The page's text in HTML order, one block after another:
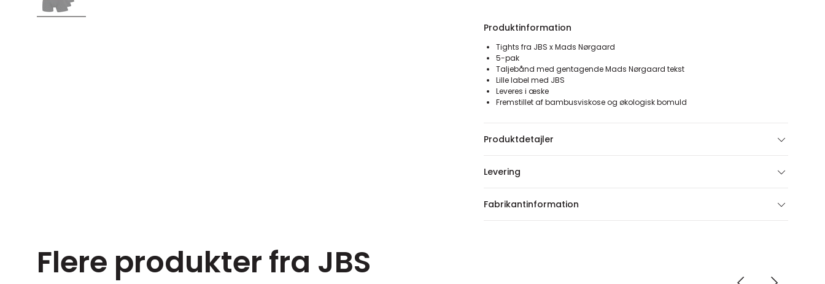
Produktinformation
Tights fra JBS x Mads Nørgaard
5-pak
Taljebånd med gentagende Mads Nørgaard tekst
Lille label med JBS
Leveres i æske
Fremstillet af bambusviskose og økologisk bomuld
Produktdetajler
Levering
Fabrikantinformation
Flere produkter fra JBS